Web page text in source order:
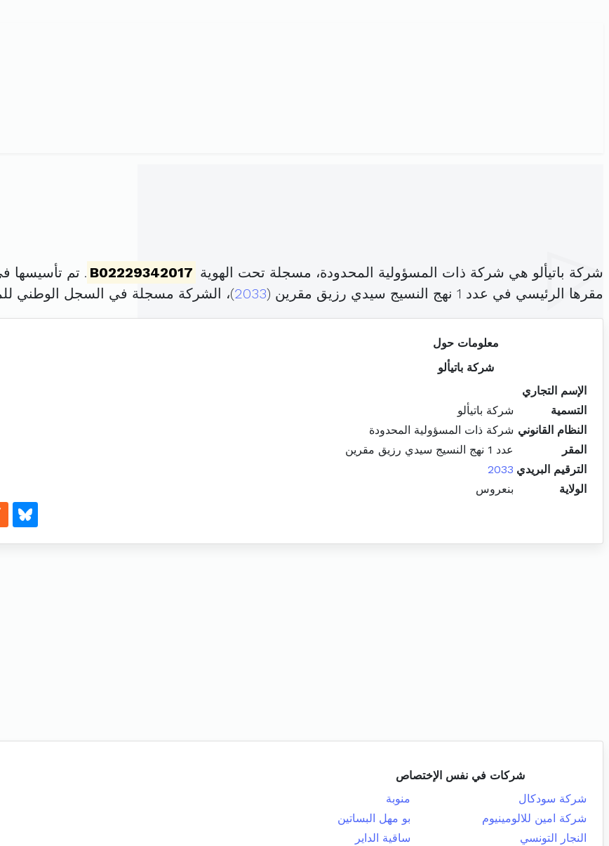
شركة باتيألو هي شركة ذات المسؤولية المحدودة، مسجلة تحت الهوية B02229342017 . تم تأسيسها في 26 أكتوبر 2017 برأس مال
مقرها الرئيسي في عدد 1 نهج النسيج سيدي رزيق مقرين (
2033)، الشركة مسجلة في السجل الوطني
معلومات حول
شركة باتيألو
الإسم التجاري
التسمية
شركة باتيألو
النظام القانوني شركة ذات المسؤولية المحدودة
المقر
عدد 1 نهج النسيج سيدي رزيق مقرين
الترقيم البريدي 2033
الولاية
بنعروس
شركات في نفس الإختصاص
شركة سودكال
منوبة
شركة امين للالومينيوم
بو مهل البساتين
النجار التونسي
ساقية الداير